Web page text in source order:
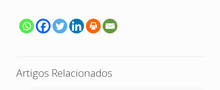
Artigos Relacionados